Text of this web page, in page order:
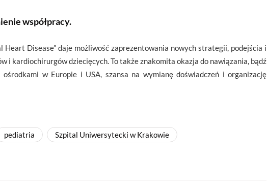
współpracy.
Disease” daje możliwość zaprezentowania nowych strategii, podejścia i
i kardiochirurgów dziecięcych. To także znakomita okazja do nawiązania, bądź
ośrodkami w Europie i USA, szansa na wymianę doświadczeń i organizację
pediatria Szpital Uniwersytecki w Krakowie